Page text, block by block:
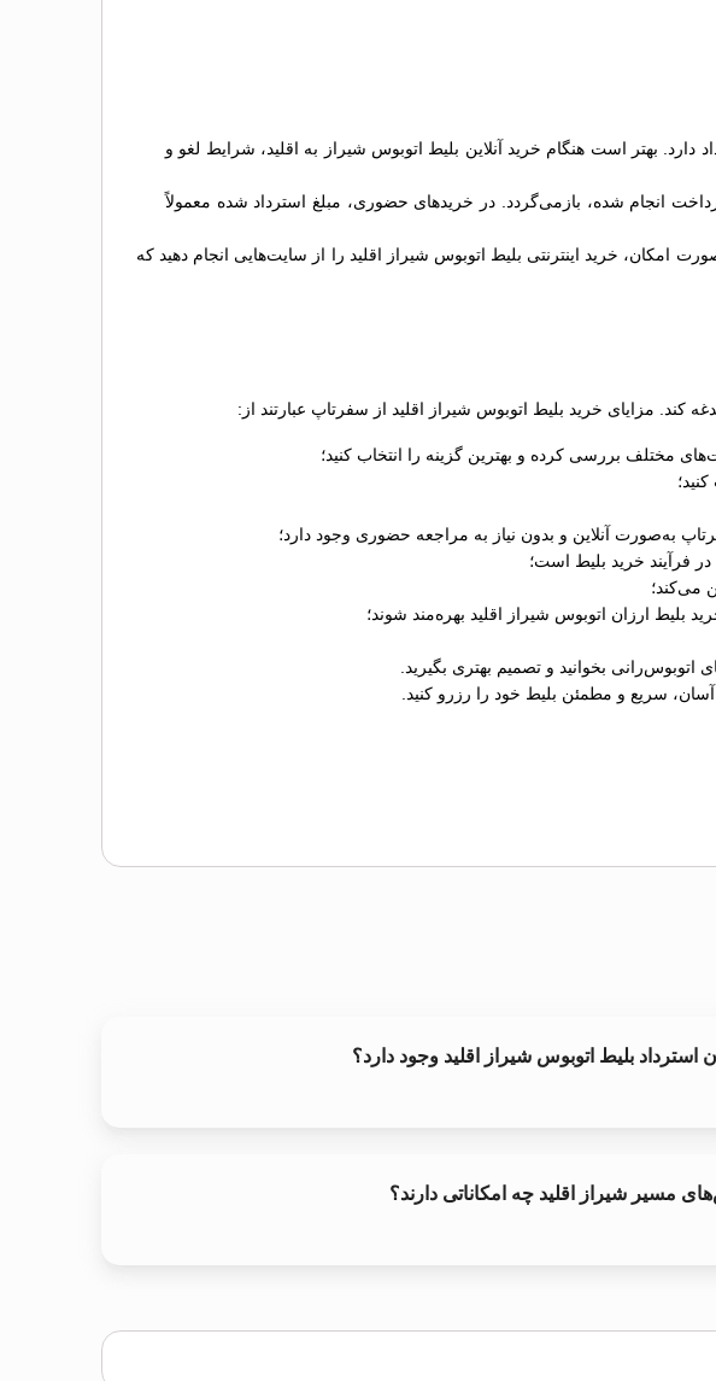
بهتر است هنگام خرید آنلاین بلیط اتوبوس شيراز به اقلید، شرایط لغو و
انجام شده، بازمی‌گردد. در خریدهای حضوری، مبلغ استرداد شده معمولاً
امکان، خرید اینترنتی بلیط اتوبوس شيراز اقلید را از سایت‌هایی انجام دهید که
مزایای خرید بلیط اتوبوس شيراز اقلید از سفرتاپ عبارتند از:
مختلف بررسی کرده و بهترین گزینه را انتخاب کنید؛
به‌صورت آنلاین و بدون نیاز به مراجعه حضوری وجود دارد؛
می‌کند؛
بلیط ارزان اتوبوس شيراز اقلید بهره‌مند شوند؛
بخوانید و تصمیم بهتری بگیرید.
سریع و مطمئن بلیط خود را رزرو کنید.
استرداد بلیط اتوبوس شيراز اقلید وجود دارد؟
مسیر شيراز اقلید چه امکاناتی دارند؟